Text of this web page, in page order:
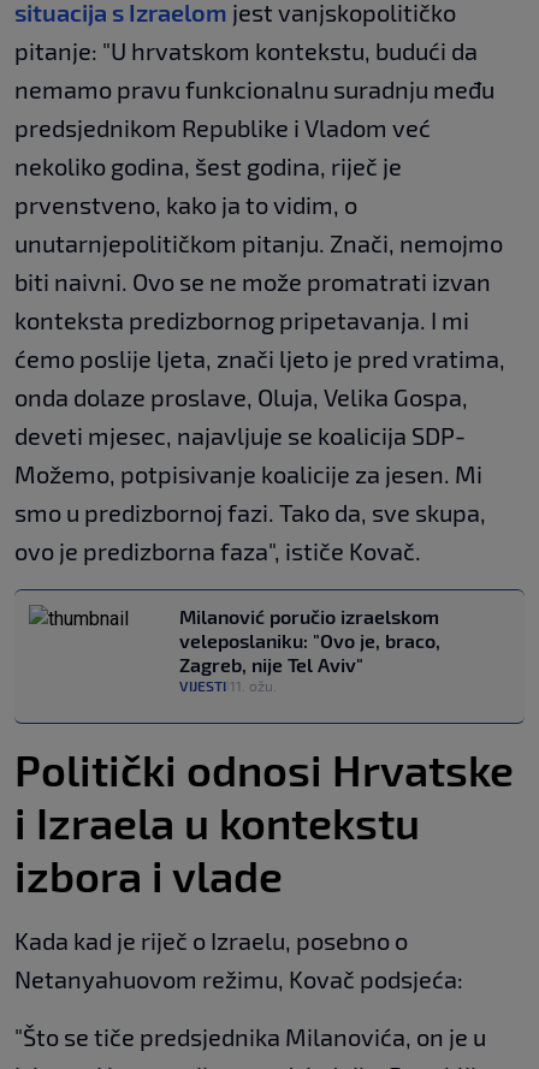
situacija s Izraelom jest vanjskopolitičko
pitanje: "U hrvatskom kontekstu, budući da
nemamo pravu funkcionalnu suradnju među
predsjednikom Republike i Vladom već
nekoliko godina, šest godina, riječ je
prvenstveno, kako ja to vidim, o
unutarnjepolitičkom pitanju. Znači, nemojmo
biti naivni. Ovo se ne može promatrati izvan
konteksta predizbornog pripetavanja. I mi
ćemo poslije ljeta, znači ljeto je pred vratima,
onda dolaze proslave, Oluja, Velika Gospa,
deveti mjesec, najavljuje se koalicija SDP-
Možemo, potpisivanje koalicije za jesen. Mi
smo u predizbornoj fazi. Tako da, sve skupa,
ovo je predizborna faza", ističe Kovač.
Milanović poručio izraelskom
veleposlaniku: "Ovo je, braco,
Zagreb, nije Tel Aviv"
VIJESTI 11. ožu.
Politički odnosi Hrvatske
i Izraela u kontekstu
izbora i vlade
Kada kad je riječ o Izraelu, posebno o
Netanyahuovom režimu, Kovač podsjeća:
"Što se tiče predsjednika Milanovića, on je u